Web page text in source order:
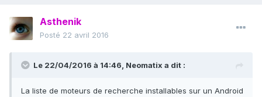
Asthenik
Posté 22 avril 2016
Le 22/04/2016 à 14:46, Neomatix a dit :
La liste de moteurs de recherche installables sur un Android